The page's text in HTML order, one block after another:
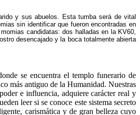
y sus abuelos. Esta tumba será de vital
sin identificar que fueron encontradas en
candidatas: dos halladas en la KV60,
desencajado y la boca totalmente abierta
se encuentra el templo funerario de
más antiguo de la Humanidad. Nuestras
e influencia, adquiere carácter real y
leer si se conoce este sistema secreto
carismática y de gran belleza cuyo